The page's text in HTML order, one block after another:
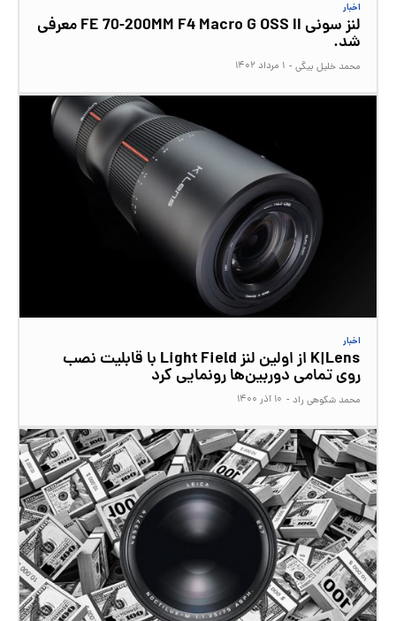
اخبار
لنز سونی FE 70-200MM F4 Macro G OSS II معرفی
شد.
محمد خلیل بیگی - ۱ مرداد ۱۴۰۲
اخبار
K|Lens از اولین لنز Light Field با قابلیت نصب
روی تمامی دوربین‌ها رونمایی کرد
محمد شکوهی راد - ۱۰ آذر ۱۴۰۰